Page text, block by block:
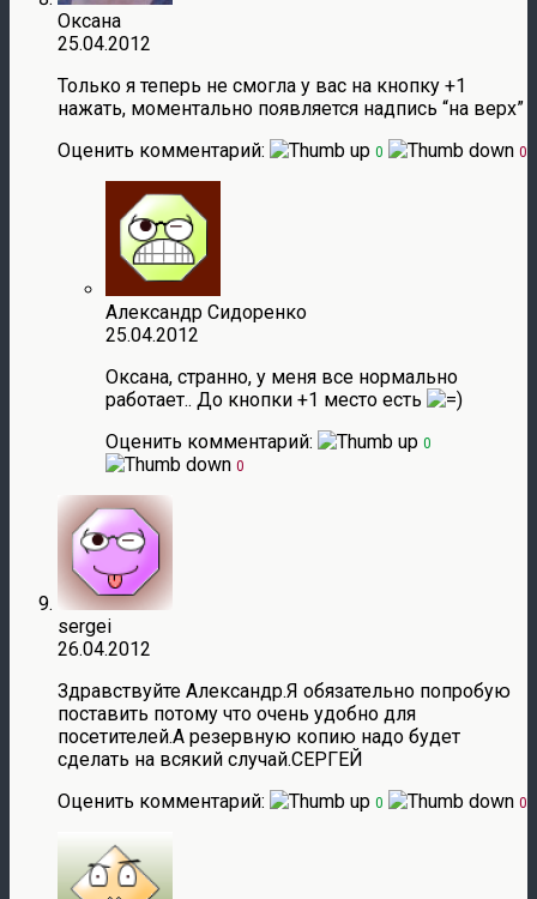
Оксана
25.04.2012
Только я теперь не смогла у вас на кнопку +1
нажать, моментально появляется надпись “на верх”
Оценить комментарий:
0 0
Александр Сидоренко
25.04.2012
Оксана, странно, у меня все нормально
работает.. До кнопки +1 место есть
Оценить комментарий:
0
0
sergei
26.04.2012
Здравствуйте Александр.Я обязательно попробую
поставить потому что очень удобно для
посетителей.А резервную копию надо будет
сделать на всякий случай.СЕРГЕЙ
Оценить комментарий:
0 0